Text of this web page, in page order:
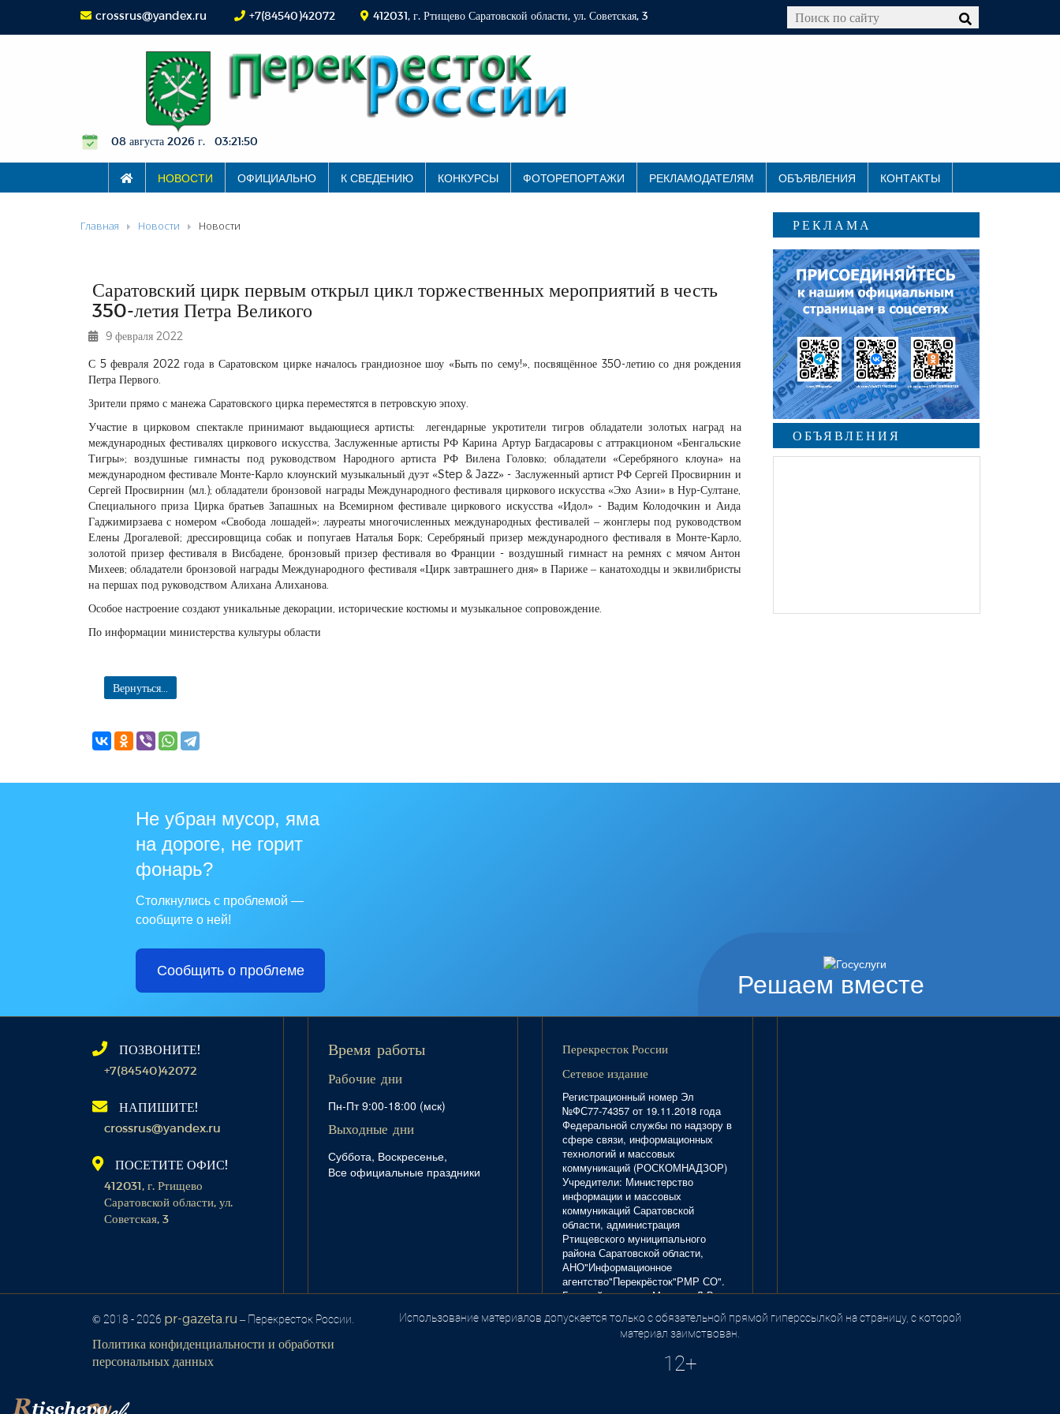
crossrus@yandex.ru +7(84540)42072 412031, г. Ртищево Саратовской области, ул. Советская, 3
08 августа 2026 г. 03:21:50
НОВОСТИ ОФИЦИАЛЬНО К СВЕДЕНИЮ КОНКУРСЫ ФОТОРЕПОРТАЖИ РЕКЛАМОДАТЕЛЯМ ОБЪЯВЛЕНИЯ КОНТАКТЫ
Главная Новости Новости
Саратовский цирк первым открыл цикл торжественных мероприятий в честь
350-летия Петра Великого
9 февраля 2022
С 5 февраля 2022 года в Саратовском цирке началось грандиозное шоу «Быть по сему!», посвящённое 350-летию со дня рождения
Петра Первого.
Зрители прямо с манежа Саратовского цирка переместятся в петровскую эпоху.
Участие в цирковом спектакле принимают выдающиеся артисты: легендарные укротители тигров обладатели золотых наград на
международных фестивалях циркового искусства, Заслуженные артисты РФ Карина Артур Багдасаровы с аттракционом «Бенгальские
Тигры»; воздушные гимнасты под руководством Народного артиста РФ Вилена Головко; обладатели «Серебряного клоуна» на
международном фестивале Монте-Карло клоунский музыкальный дуэт «Step & Jazz» - Заслуженный артист РФ Сергей Просвирнин и
Сергей Просвирнин (мл.); обладатели бронзовой награды Международного фестиваля циркового искусства «Эхо Азии» в Нур-Султане,
Специального приза Цирка братьев Запашных на Всемирном фестивале циркового искусства «Идол» - Вадим Колодочкин и Аида
Гаджимирзаева с номером «Свобода лошадей»; лауреаты многочисленных международных фестивалей – жонглеры под руководством
Елены Дрогалевой; дрессировщица собак и попугаев Наталья Борк; Серебряный призер международного фестиваля в Монте-Карло,
золотой призер фестиваля в Висбадене, бронзовый призер фестиваля во Франции - воздушный гимнаст на ремнях с мячом Антон
Михеев; обладатели бронзовой награды Международного фестиваля «Цирк завтрашнего дня» в Париже – канатоходцы и эквилибристы
на першах под руководством Алихана Алиханова.
Особое настроение создают уникальные декорации, исторические костюмы и музыкальное сопровождение.
По информации министерства культуры области
Вернуться...
РЕКЛАМА
ОБЪЯВЛЕНИЯ
Решаем вместе
Не убран мусор, яма
на дороге, не горит
фонарь?
Столкнулись с проблемой —
сообщите о ней!
Сообщить о проблеме
ПОЗВОНИТЕ!
+7(84540)42072
НАПИШИТЕ!
crossrus@yandex.ru
ПОСЕТИТЕ ОФИС!
412031, г. Ртищево
Саратовской области, ул.
Советская, 3
Время работы
Рабочие дни
Пн-Пт 9:00-18:00 (мск)
Выходные дни
Суббота, Воскресенье,
Все официальные праздники
Перекресток России
Сетевое издание
Регистрационный номер Эл
№ФС77-74357 от 19.11.2018 года
Федеральной службы по надзору в
сфере связи, информационных
технологий и массовых
коммуникаций (РОСКОМНАДЗОР)
Учредители: Министерство
информации и массовых
коммуникаций Саратовской
области, администрация
Ртищевского муниципального
района Саратовской области,
АНО"Информационное
агентство"Перекрёсток"РМР СО".
Главный редактор Маркова Л.В.
Тел. 8(84540)4-20-72; отдел
рекламы - 4-29-10.
© 2018 - 2026 pr-gazeta.ru – Перекресток России.
Политика конфиденциальности и обработки
персональных данных
Использование материалов допускается только с обязательной прямой гиперссылкой на страницу, с которой
материал заимствован.
12+